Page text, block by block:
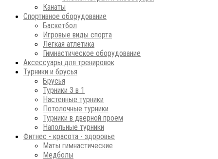
Канаты
Спортивное оборудование
Баскетбол
Игровые виды спорта
Легкая атлетика
Гимнастическое оборудование
Аксессуары для тренировок
Турники и брусья
Брусья
Турники 3 в 1
Настенные турники
Потолочные турники
Турники в дверной проем
Напольные турники
Фитнес - красота - здоровье
Маты гимнастические
Медболы